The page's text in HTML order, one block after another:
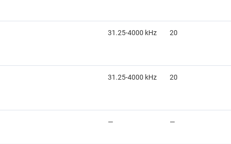
31.25-4000 kHz 20
31.25-4000 kHz 20
— —